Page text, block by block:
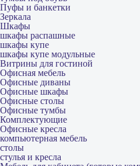
Пуфы и банкетки
Зеркала
Шкафы
шкафы распашные
шкафы купе
шкафы купе модульные
Витрины для гостиной
Офисная мебель
Офисные диваны
Офисные шкафы
Офисные столы
Офисные тумбы
Комплектующие
Офисные кресла
компьютерная мебель
столы
стулья и кресла